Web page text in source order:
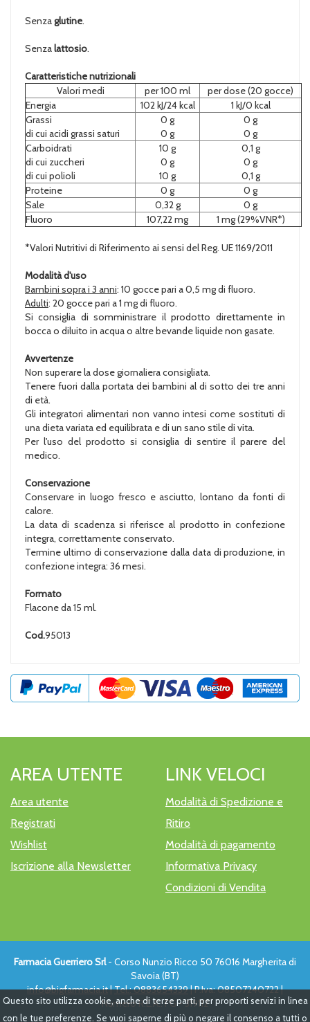
Questo sito utilizza cookie, anche di terze parti, per proporti servizi in linea
con le tue preferenze. Se vuoi saperne di più o negare il consenso a tutti o
Senzaglutine.
Senza lattosio.
Caratteristiche nutrizionali
Valori medi
per 100 ml
per dose (20 gocce)
Energia
102 kJ/24 kcal
1 kJ/0 kcal
Grassi
di cui acidi grassi saturi
0 g
0 g
0 g
0 g
Carboidrati
di cui zuccheri
di cui polioli
10 g
0 g
10 g
0,1 g
0 g
0,1 g
Proteine
0 g
0 g
Sale
0,32 g
0 g
Fluoro
107,22 mg 1 mg (29%VNR*)
*Valori Nutritivi di Riferimento ai sensi del Reg. UE 1169/2011
Modalità d'uso
Bambini sopra i 3 anni: 10 gocce pari a 0,5 mg di fluoro.
Adulti: 20 gocce pari a 1 mg di fluoro.
Si consiglia di somministrare il prodotto direttamente in
bocca o diluito in acqua o altre bevande liquide non gasate.
Avvertenze
Non superare la dose giornaliera consigliata.
Tenere fuori dalla portata dei bambini al di sotto dei tre anni
di età.
Gli integratori alimentari non vanno intesi come sostituti di
una dieta variata ed equilibrata e di un sano stile di vita.
Per l'uso del prodotto si consiglia di sentire il parere del
medico.
Conservazione
Conservare in luogo fresco e asciutto, lontano da fonti di
calore.
La data di scadenza si riferisce al prodotto in confezione
integra, correttamente conservato.
Termine ultimo di conservazione dalla data di produzione, in
confezione integra: 36 mesi.
Formato
Flacone da 15 ml.
Cod.95013
AREA UTENTE
Area utente
Registrati
Wishlist
Iscrizione alla Newsletter
LINK VELOCI
Modalità di Spedizione e
Ritiro
Modalità di pagamento
Informativa Privacy
Condizioni di Vendita
Farmacia Guerriero Srl- Corso Nunzio Ricco 50 76016 Margherita di
Savoia (BT)
info@bigfarmacia.it|Tel.: 0883654339| P.Iva: 08507240722 |
Numero R.E.A.: FG - 319112